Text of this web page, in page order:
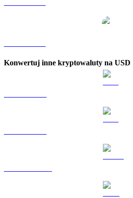
Konwertuj inne kryptowaluty na USD